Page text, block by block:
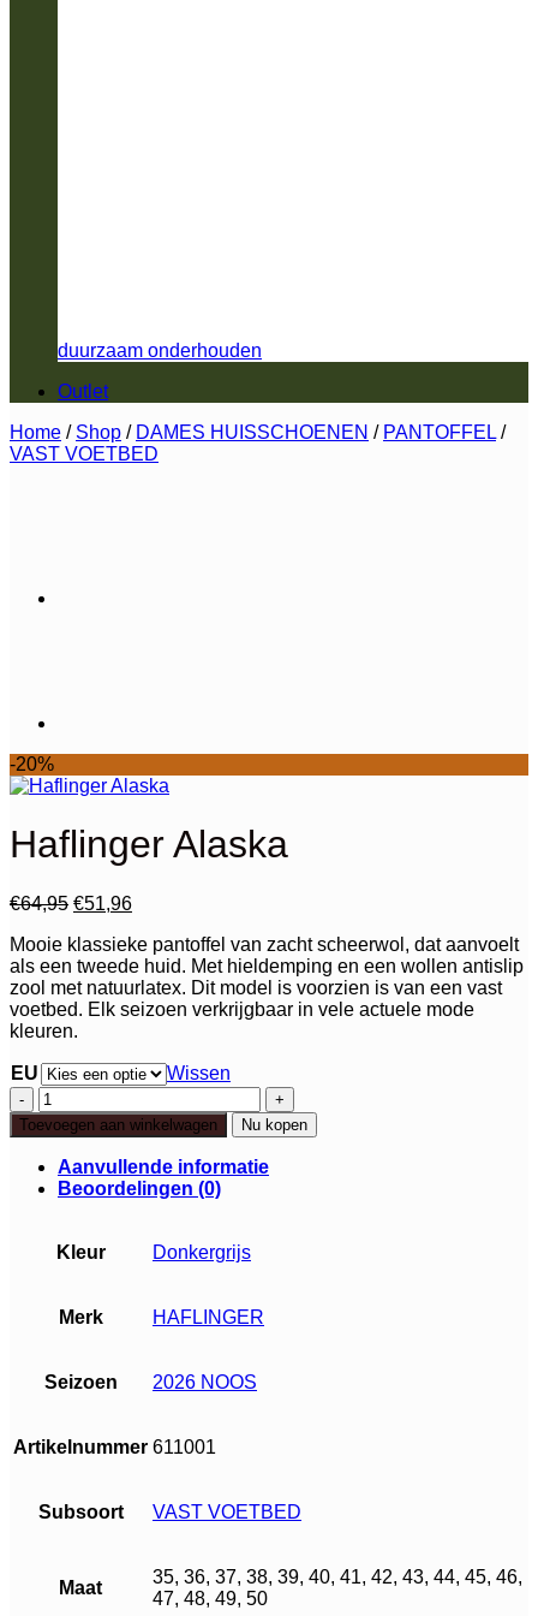
duurzaam onderhouden
Outlet
Home / Shop / DAMES HUISSCHOENEN / PANTOFFEL /
VAST VOETBED
-20%
Haflinger Alaska
€64,95 Oorspronkelijke
was:
€64,95.
€51,96Huidige
is:
€51,96.
Mooie klassieke pantoffel van zacht scheerwol, dat aanvoelt
als een tweede huid. Met hieldemping en een wollen antislip
zool met natuurlatex. Dit model is voorzien is van een vast
voetbed. Elk seizoen verkrijgbaar in vele actuele mode
kleuren.
EU
Wissen
Haflinger
Alaska
aantal
Toevoegen aan winkelwagen Nu kopen
Aanvullende informatie
Beoordelingen (0)
Kleur Donkergrijs
Merk HAFLINGER
Seizoen 2026 NOOS
Artikelnummer 611001
Subsoort VAST VOETBED
Maat
35, 36, 37, 38, 39, 40, 41, 42, 43, 44, 45, 46,
47, 48, 49, 50